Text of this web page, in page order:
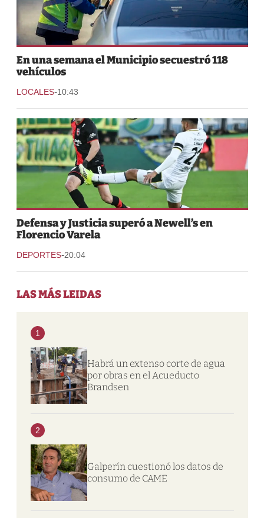
En una semana el Municipio secuestró 118
vehículos
LOCALES-10:43
Defensa y Justicia superó a Newell’s en
Florencio Varela
DEPORTES-20:04
LAS MÁS LEIDAS
1
Habrá un extenso corte de agua
por obras en el Acueducto
Brandsen
2
Galperín cuestionó los datos de
consumo de CAME